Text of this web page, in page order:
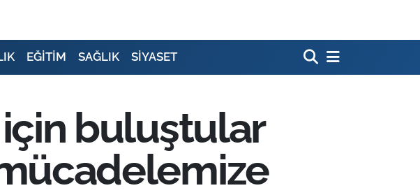
EĞİTİM SAĞLIK SİYASET
için buluştular